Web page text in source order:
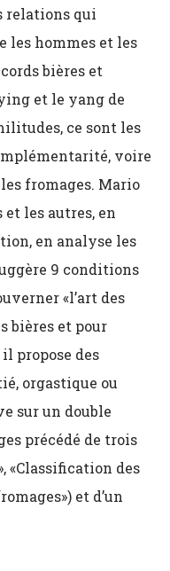
relations qui
les hommes et les
bières et
et le yang de
ce sont les
voire
fromages. Mario
et les autres, en
en analyse les
9 conditions
«l’art des
bières et pour
propose des
orgastique ou
sur un double
précédé de trois
«Classification des
et d’un